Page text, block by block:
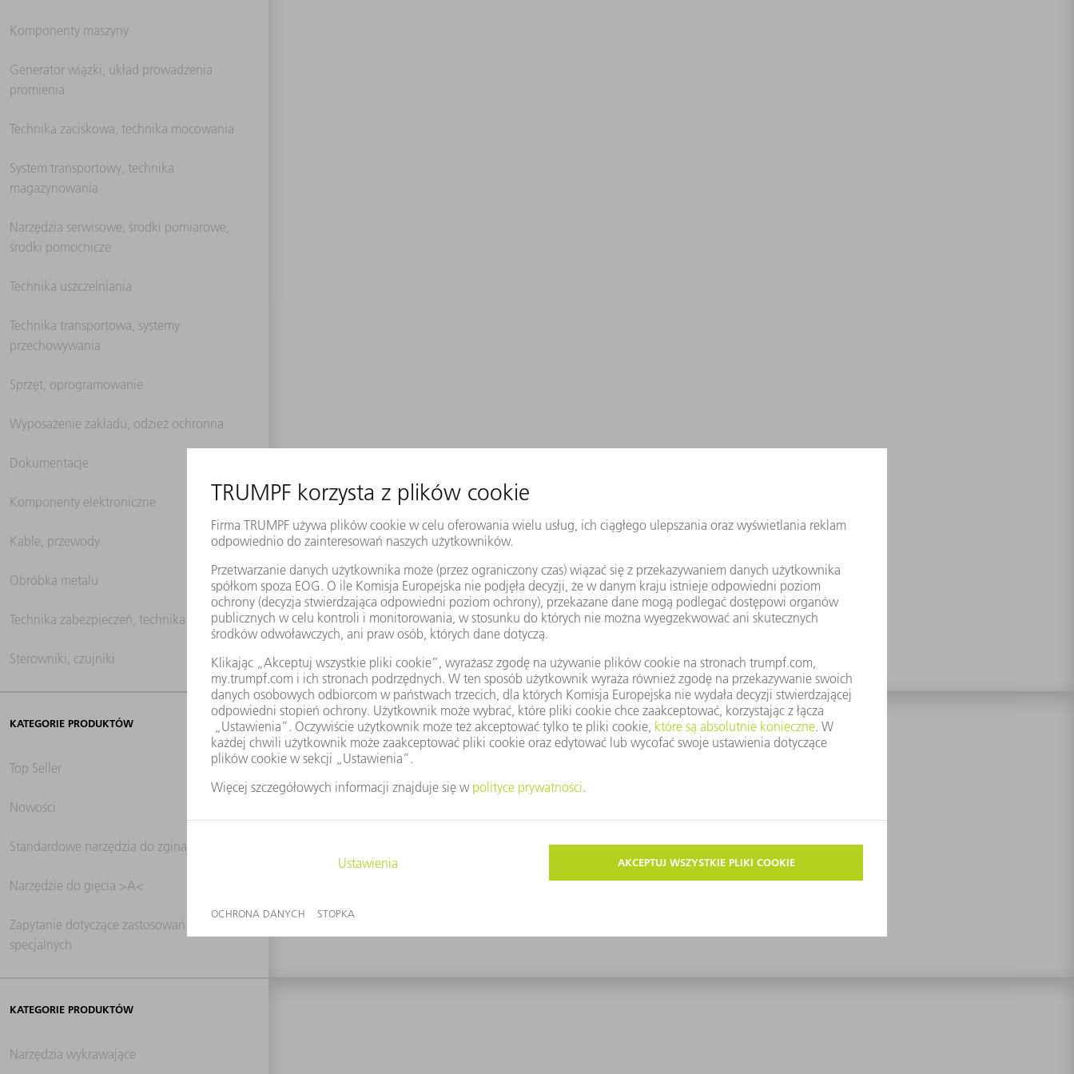
Komponenty maszyny
Generator wiązki, układ prowadzenia
promienia
Technika zaciskowa, technika mocowania
System transportowy, technika
magazynowania
Narzędzia serwisowe, środki pomiarowe,
środki pomocnicze
Technika uszczelniania
Technika transportowa, systemy
przechowywania
Sprzęt, oprogramowanie
Wyposażenie zakładu, odzież ochronna
Dokumentacje
Komponenty elektroniczne
Kable, przewody
Obróbka metalu
Technika zabezpieczeń, technika ochrony
Sterowniki, czujniki
KATEGORIE PRODUKTÓW
Top Seller
Nowości
Standardowe narzędzia do zginania
Narzędzie do gięcia >A<
Zapytanie dotyczące zastosowań
specjalnych
KATEGORIE PRODUKTÓW
Narzędzia wykrawające